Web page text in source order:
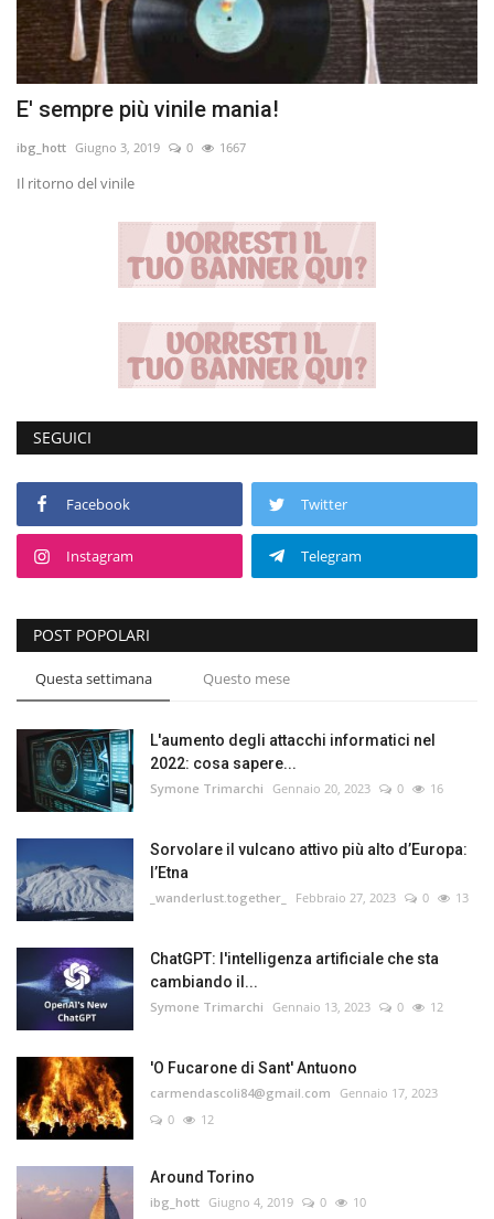
E' sempre più vinile mania!
ibg_hott Giugno 3, 2019 0 1667
Il ritorno del vinile
SEGUICI
Facebook Twitter
Instagram Telegram
POST POPOLARI
Questa settimana Questo mese
L'aumento degli attacchi informatici nel
2022: cosa sapere...
Symone Trimarchi Gennaio 20, 2023 0 16
Sorvolare il vulcano attivo più alto d’Europa:
l’Etna
_wanderlust.together_ Febbraio 27, 2023 0 13
ChatGPT: l'intelligenza artificiale che sta
cambiando il...
Symone Trimarchi Gennaio 13, 2023 0 12
'O Fucarone di Sant' Antuono
carmendascoli84@gmail.com
Gennaio 17, 2023
0
12
Around Torino
ibg_hott Giugno 4, 2019 0 10